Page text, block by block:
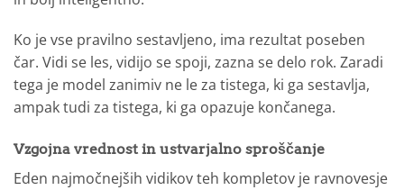
Ko je vse pravilno sestavljeno, ima rezultat poseben
čar. Vidi se les, vidijo se spoji, zazna se delo rok. Zaradi
tega je model zanimiv ne le za tistega, ki ga sestavlja,
ampak tudi za tistega, ki ga opazuje končanega.
Vzgojna vrednost in ustvarjalno sproščanje
Eden najmočnejših vidikov teh kompletov je ravnovesje